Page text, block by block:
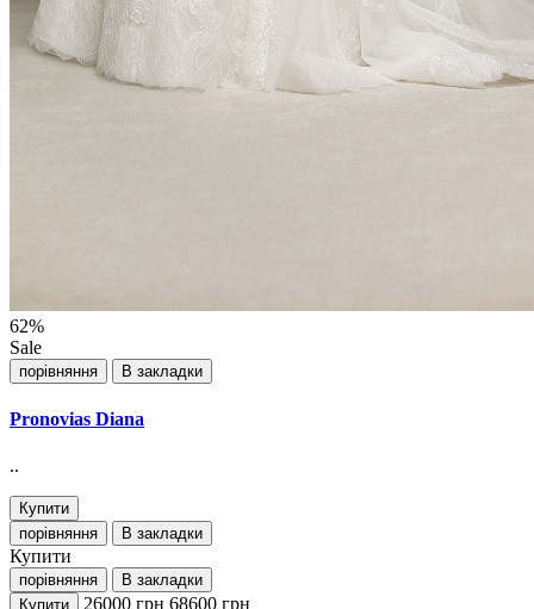
62%
Sale
порівняння В закладки
Pronovias Diana
..
Купити
порівняння
В закладки
Купити
порівняння
В закладки
Купити
26000 грн 68600 грн